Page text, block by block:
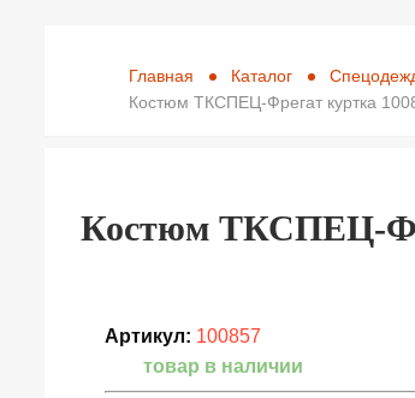
Главная Каталог
Костюм ТКСПЕЦ-Фрегат куртка
Костюм ТКСПЕЦ-
Артикул: 100857
товар в наличии